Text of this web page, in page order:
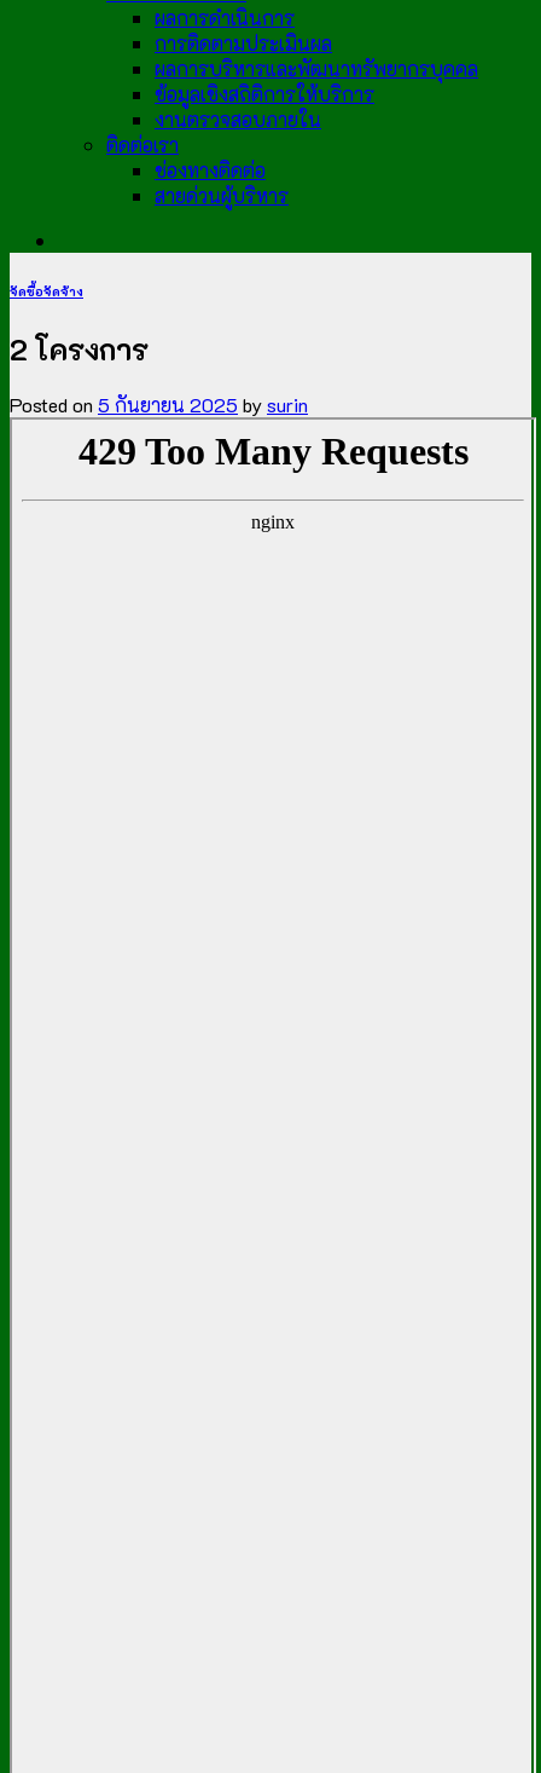
ผลการดำเนินการ
การติดตามประเมินผล
ผลการบริหารและพัฒนาทรัพยากรบุคคล
ข้อมูลเชิงสถิติการให้บริการ
งานตรวจสอบภายใน
ติดต่อเรา
ช่องทางติดต่อ
สายด่วนผู้บริหาร
จัดซื้อจัดจ้าง
2 โครงการ
Posted on 5 กันยายน 2025 bysurin